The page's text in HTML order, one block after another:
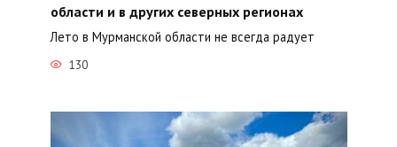
области и в других северных регионах
Лето в Мурманской области не всегда радует
130